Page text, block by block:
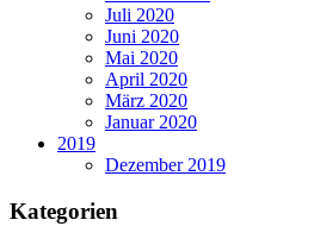
Juli 2020
Juni 2020
Mai 2020
April 2020
März 2020
Januar 2020
2019
Dezember 2019
Kategorien